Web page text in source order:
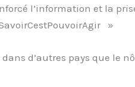
l’information et la
»
d’autres pays que le